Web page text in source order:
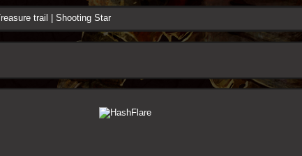
trail Shooting Star